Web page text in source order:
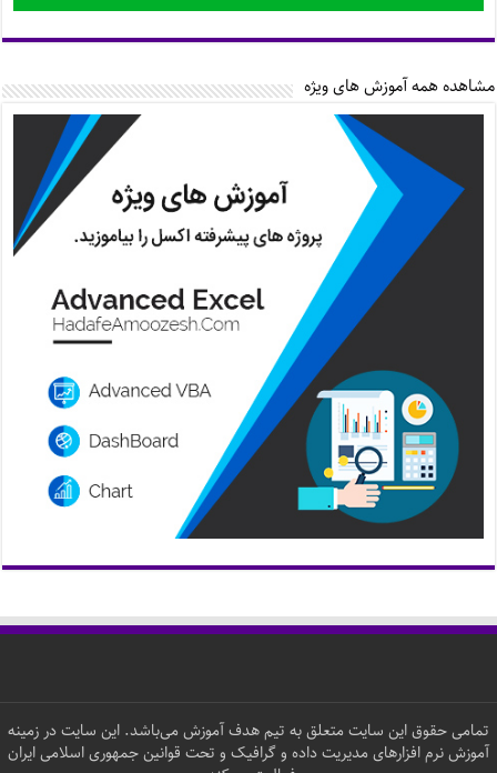
مشاهده همه آموزش های ویژه
تمامی حقوق این سایت متعلق به تیم هدف آموزش می‌باشد. این سایت در زمینه
آموزش نرم افزارهای مدیریت داده و گرافیک و تحت قوانین جمهوری اسلامی ایران